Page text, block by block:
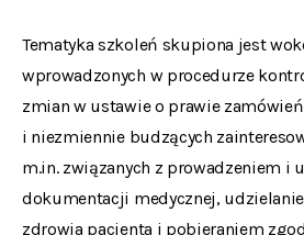
Tematyka szkoleń skupiona jest
wprowadzonych w procedurze
zmian w ustawie o prawie
i niezmiennie budzących
m.in. związanych z prowadzeniem i
dokumentacji medycznej,
zdrowia pacjenta i pobieraniem